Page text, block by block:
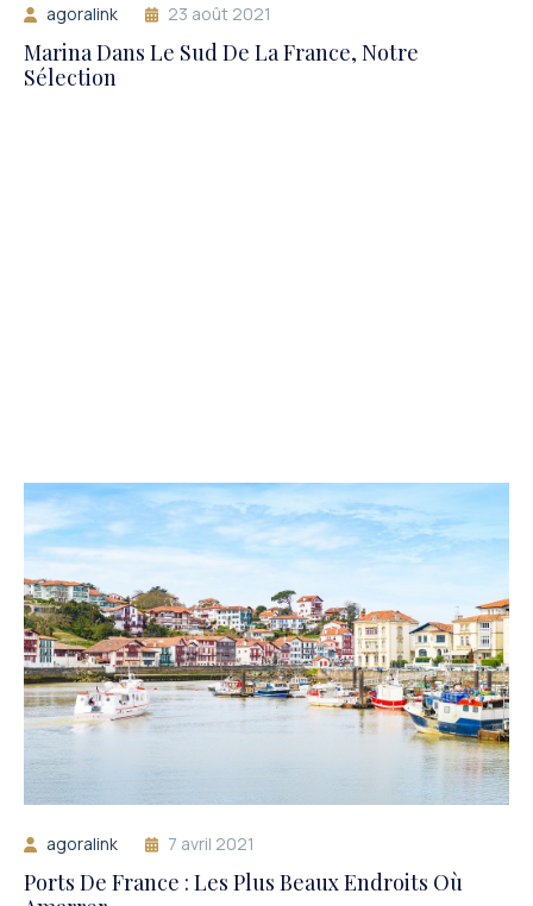
agoralink 23 août 2021
Marina Dans Le Sud De La France, Notre
Sélection
agoralink 7 avril 2021
Ports De France : Les Plus Beaux Endroits Où